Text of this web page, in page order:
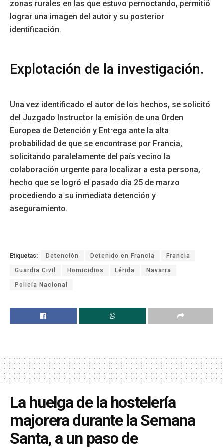
zonas rurales en las que estuvo pernoctando, permitió
lograr una imagen del autor y su posterior
identificación.
Explotación de la investigación.
Una vez identificado el autor de los hechos, se solicitó
del Juzgado Instructor la emisión de una Orden
Europea de Detención y Entrega ante la alta
probabilidad de que se encontrase por Francia,
solicitando paralelamente del país vecino la
colaboración urgente para localizar a esta persona,
hecho que se logró el pasado día 25 de marzo
procediendo a su inmediata detención y
aseguramiento.
Etiquetas: Detención Detenido en Francia Francia
Guardia Civil Homicidios Lérida Navarra
Policía Nacional
La huelga de la hostelería
majorera durante la Semana
Santa, a un paso de